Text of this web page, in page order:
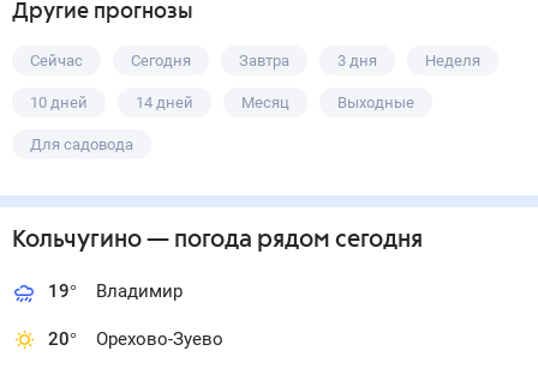
Другие прогнозы
Сейчас Сегодня Завтра 3 дня Неделя
10 дней 14 дней Месяц Выходные
Для садовода
Кольчугино— погода рядом сегодня
19° Владимир
20° Орехово-Зуево